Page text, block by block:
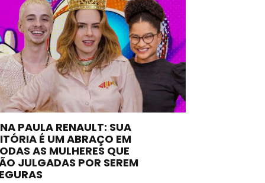
PAULA RENAULT: SUA
É UM ABRAÇO EM
AS MULHERES QUE
JULGADAS POR SEREM